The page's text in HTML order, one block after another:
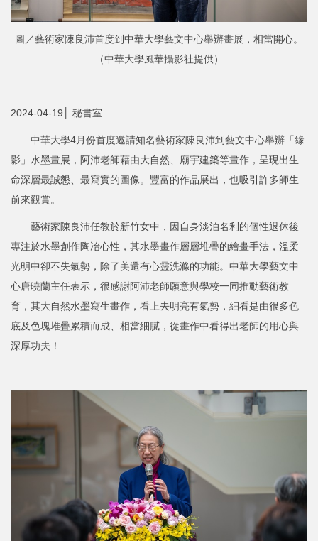
圖／藝術家陳良沛首度到中華大學藝文中心舉辦畫展，相當開心。
（中華大學風華攝影社提供）
2024-04-19│ 秘書室
中華大學4月份首度邀請知名藝術家陳良沛到藝文中心舉辦「緣
影」水墨畫展，阿沛老師藉由大自然、廟宇建築等畫作，呈現出生
命深層最誠懇、最寫實的圖像。豐富的作品展出，也吸引許多師生
前來觀賞。
藝術家陳良沛任教於新竹女中，因自身淡泊名利的個性退休後
專注於水墨創作陶冶心性，其水墨畫作層層堆疊的繪畫手法，溫柔
光明中卻不失氣勢，除了美還有心靈洗滌的功能。中華大學藝文中
心唐曉蘭主任表示，很感謝阿沛老師願意與學校一同推動藝術教
育，其大自然水墨寫生畫作，看上去明亮有氣勢，細看是由很多色
底及色塊堆疊累積而成、相當細膩，從畫作中看得出老師的用心與
深厚功夫！